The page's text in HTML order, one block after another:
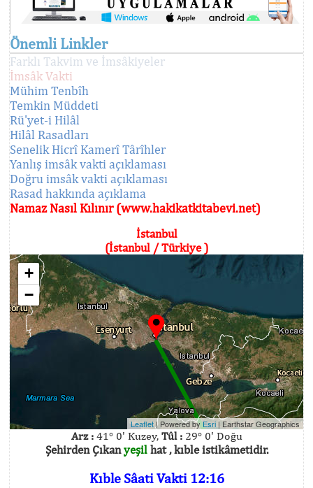
Önemli Linkler
Farklı Takvim ve İmsâkiyeler
İmsâk Vakti
Mühim Tenbîh
Temkin Müddeti
Rü'yet-i Hilâl
Hilâl Rasadları
Senelik Hicrî Kamerî Târîhler
Yanlış imsâk vakti açıklaması
Doğru imsâk vakti açıklaması
Rasad hakkında açıklama
Namaz Nasıl Kılınır (www.hakikatkitabevi.net)
İstanbul
(İstanbul / Türkiye )
+
−
Leaflet| Powered byEsri |Earthstar Geographics
Arz :41° 0' Kuzey, Tûl :29° 0' Doğu
Şehirden Çıkanyeşilhat , kıble istikâmetidir.
Kıble Sâati Vakti 12:16